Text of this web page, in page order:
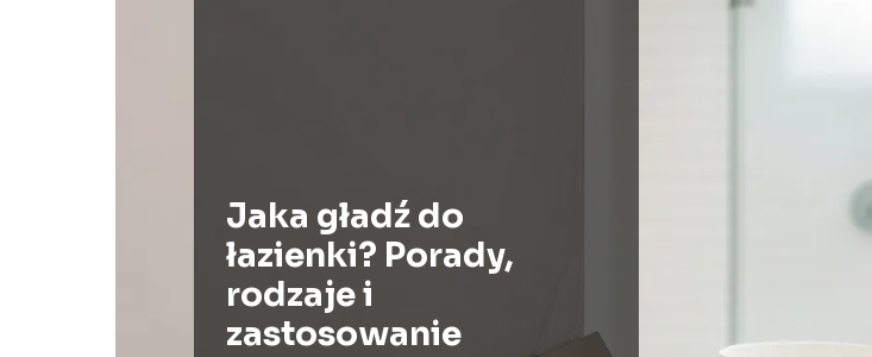
Jaka gładź do
łazienki? Porady,
rodzaje i
zastosowanie